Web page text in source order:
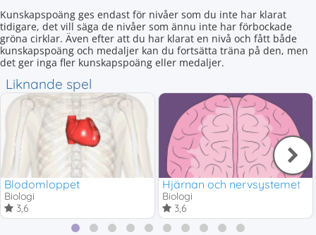
Kunskapspoäng ges endast för nivåer som du inte har klarat
tidigare, det vill säga de nivåer som ännu inte har förbockade
gröna cirklar. Även efter att du har klarat en nivå och fått både
kunskapspoäng och medaljer kan du fortsätta träna på den, men
det ger inga fler kunskapspoäng eller medaljer.
Liknande spel
Blodomloppet
Biologi
3,6
Hjärnan och nervsystemet
Biologi
3,6